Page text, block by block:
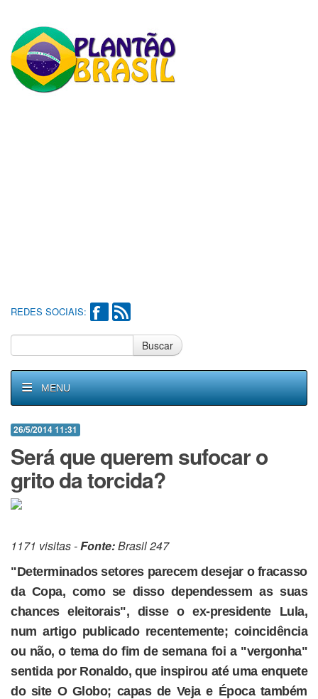
REDES SOCIAIS:
Buscar
MENU
26/5/2014 11:31
Será que querem sufocar o
grito da torcida?
1171 visitas -Fonte:Brasil 247
"Determinados setores parecem desejar o fracasso
da Copa, como se disso dependessem as suas
chances eleitorais", disse o ex-presidente Lula,
num artigo publicado recentemente; coincidência
ou não, o tema do fim de semana foi a "vergonha"
sentida por Ronaldo, que inspirou até uma enquete
do site O Globo; capas de Veja e Época também